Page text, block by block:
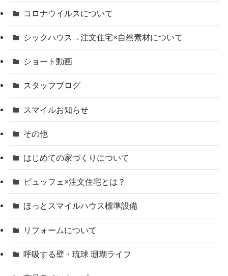
コロナウイルスについて
シックハウス→注文住宅×自然素材について
ショート動画
スタッフブログ
スマイルお知らせ
その他
はじめての家づくりについて
ビュッフェ×注文住宅とは？
ほっとスマイルハウス標準設備
リフォームについて
呼吸する壁・琉球 珊瑚ライフ